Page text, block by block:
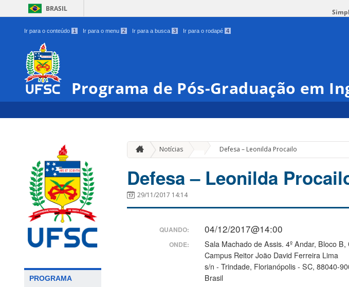
BRASIL
Ir para o conteúdo 1 Ir para o menu 2 Ir para a busca 3 Ir para o rodapé 4
Programa de Pós-Graduação em
PROGRAMA
Notícias Defesa – Leonilda Procailo
Defesa – Leonilda
29/11/2017 14:14
QUANDO: 04/12/2017@14:00
ONDE:
Sala Machado de Assis. 4º Andar, Bloco B,
Campus Reitor João David Ferreira Lima
s/n - Trindade, Florianópolis - SC, 88040-
Brasil